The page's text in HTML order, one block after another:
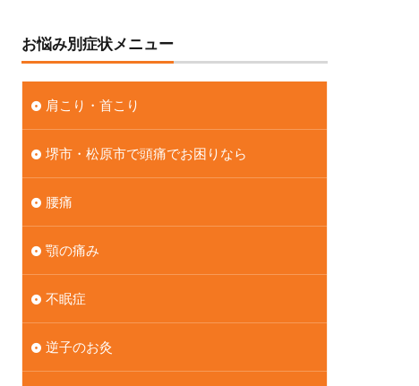
お悩み別症状メニュー
肩こり・首こり
堺市・松原市で頭痛でお困りなら
腰痛
顎の痛み
不眠症
逆子のお灸